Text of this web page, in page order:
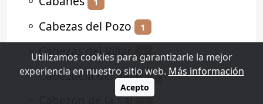
⚬ Cabezas del Pozo 1
⚬Cabezas del Villar
⚬Cabezuela del Valle 2
Cabezón de la Sal
Utilizamos cookies para garantizarle la mejor
experiencia en nuestro sitio web. Más información
Acepto